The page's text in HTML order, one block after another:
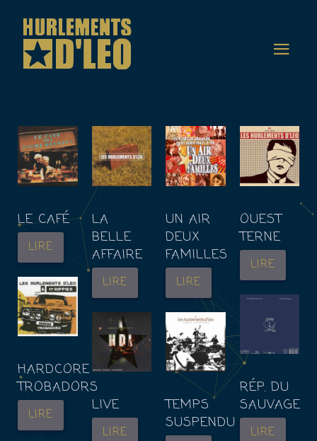
LE CAFÉ
LIRE
LA
BELLE
AFFAIRE
LIRE
UN AIR
DEUX
FAMILLES
LIRE
OUEST
TERNE
LIRE
HARDCORE
TROBADORS
LIRE LIVE
LIRE
TEMPS
SUSPENDU
RÉP. DU
SAUVAGE
LIRE